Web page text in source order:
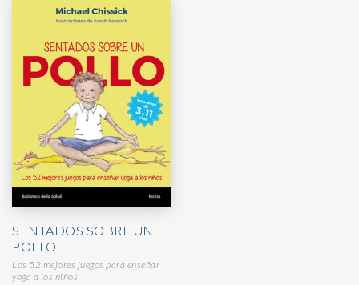
SENTADOS SOBRE UN
POLLO
Los 52 mejores juegos para enseñar
yoga a los niños